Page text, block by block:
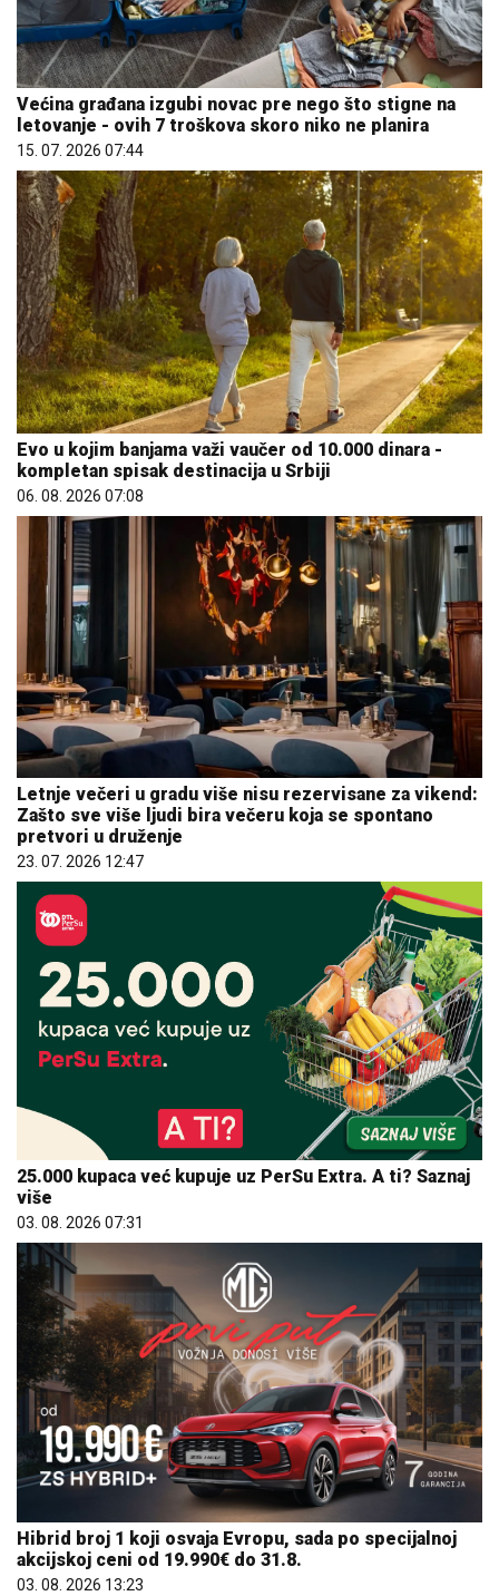
Većina građana izgubi novac pre nego što stigne na
letovanje - ovih 7 troškova skoro niko ne planira
15. 07. 2026 07:44
Evo u kojim banjama važi vaučer od 10.000 dinara -
kompletan spisak destinacija u Srbiji
06. 08. 2026 07:08
Letnje večeri u gradu više nisu rezervisane za vikend:
Zašto sve više ljudi bira večeru koja se spontano
pretvori u druženje
23. 07. 2026 12:47
25.000 kupaca već kupuje uz PerSu Extra. A ti? Saznaj
više
03. 08. 2026 07:31
Hibrid broj 1 koji osvaja Evropu, sada po specijalnoj
akcijskoj ceni od 19.990€ do 31.8.
03. 08. 2026 13:23